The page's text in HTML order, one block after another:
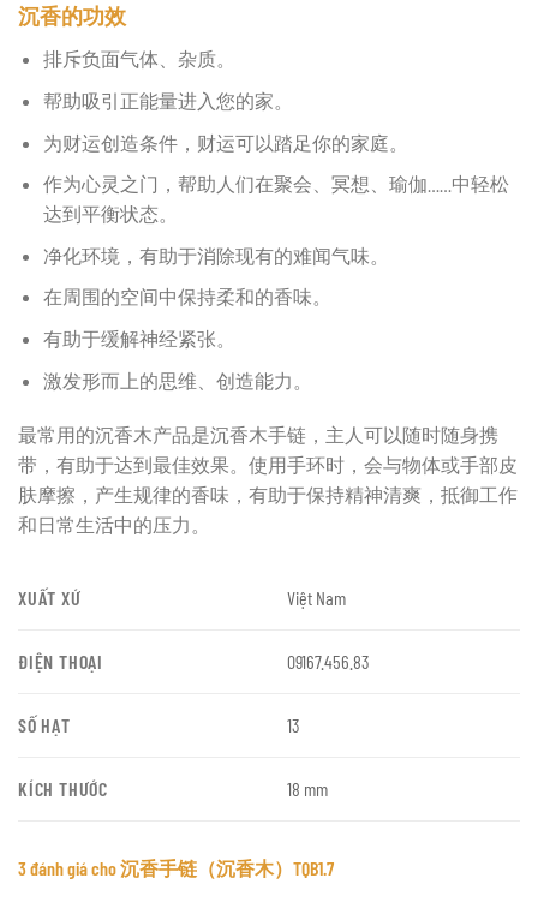
沉香的功效
排斥负面气体、杂质。
帮助吸引正能量进入您的家。
为财运创造条件，财运可以踏足你的家庭。
作为心灵之门，帮助人们在聚会、冥想、瑜伽……中轻松
达到平衡状态。
净化环境，有助于消除现有的难闻气味。
在周围的空间中保持柔和的香味。
有助于缓解神经紧张。
激发形而上的思维、创造能力。
最常用的沉香木产品是沉香木手链，主人可以随时随身携
带，有助于达到最佳效果。使用手环时，会与物体或手部皮
肤摩擦，产生规律的香味，有助于保持精神清爽，抵御工作
和日常生活中的压力。
XUẤT XỨ Việt Nam
ĐIỆN THOẠI 09167.456.83
SỐ HẠT 13
KÍCH THƯỚC 18 mm
3 đánh giá cho沉香手链（沉香木）TQB1.7